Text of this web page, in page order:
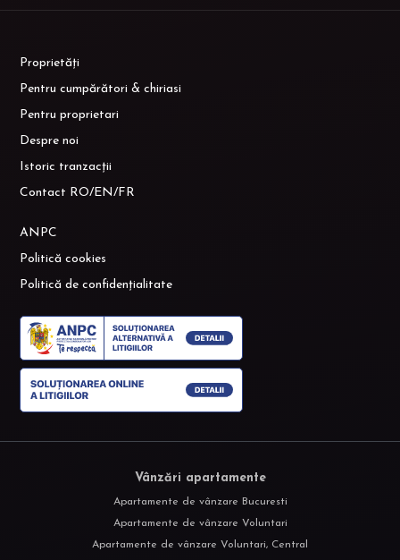
Proprietăți
Pentru cumpărători & chiriasi
Pentru proprietari
Despre noi
Istoric tranzacții
Contact RO/EN/FR
ANPC
Politică cookies
Politică de confidențialitate
Vânzări apartamente
Apartamente de vânzare Bucuresti
Apartamente de vânzare Voluntari
Apartamente de vânzare Voluntari, Central